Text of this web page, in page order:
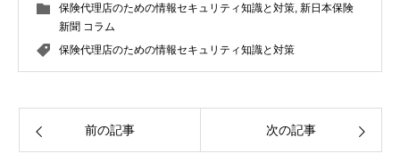
保険代理店のための情報セキュリティ知識と対策 新日本保険
新聞 コラム
保険代理店のための情報セキュリティ知識と対策
前の記事 次の記事